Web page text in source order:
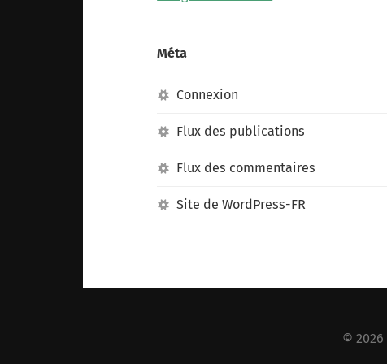
Méta
Connexion
Flux des publications
Flux des commentaires
Site de WordPress-FR
© 2026